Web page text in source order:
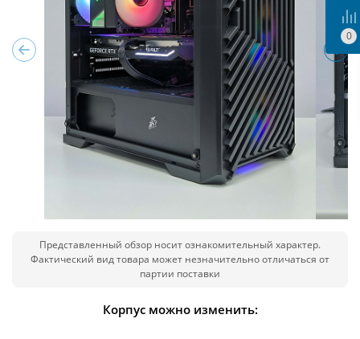
Представленный обзор носит ознакомительный характер.
Фактический вид товара может незначительно отличаться от
партии поставки
Корпус можно изменить:
0